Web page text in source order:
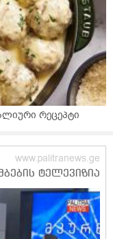
რეცეპტი